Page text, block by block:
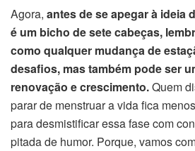
Agora, antes de se apegar à ideia
é um bicho de sete cabeças,
como qualquer mudança de
desafios, mas também pode ser
renovação e crescimento.Quem
parar de menstruar a vida fica
para desmistificar essa fase com
pitada de humor. Porque, vamos